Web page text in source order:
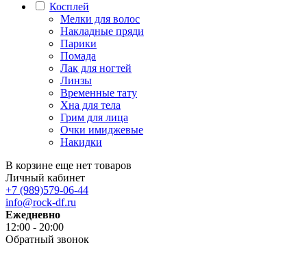
Косплей
Мелки для волос
Накладные пряди
Парики
Помада
Лак для ногтей
Линзы
Временные тату
Хна для тела
Грим для лица
Очки имиджевые
Накидки
В корзине еще нет товаров
Личный кабинет
+7 (989)579-06-44
info@rock-df.ru
Ежедневно
12:00 - 20:00
Обратный звонок